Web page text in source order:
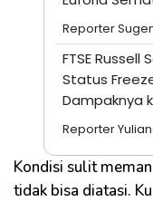
Reporter
FTSE Russell
Status
Dampaknya
Reporter
Kondisi sulit
tidak bisa diatasi.